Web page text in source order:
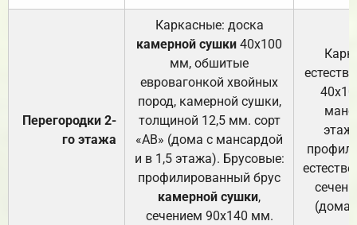
Перегородки 2-
го этажа
Каркасные: доска
камерной сушки 40х100
мм, обшитые
евровагонкой хвойных
пород, камерной сушки,
толщиной 12,5 мм. сорт
«АВ» (дома с мансардой
и в 1,5 этажа). Брусовые:
профилированный брус
камерной сушки,
сечением 90х140 мм.
(дома